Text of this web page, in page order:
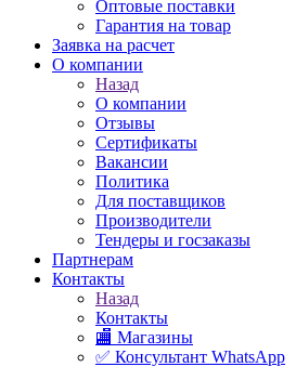
Оптовые поставки
Гарантия на товар
Заявка на расчет
О компании
Назад
О компании
Отзывы
Сертификаты
Вакансии
Политика
Для поставщиков
Производители
Тендеры и госзаказы
Партнерам
Контакты
Назад
Контакты
🏬 Магазины
✅️ Консультант WhatsApp